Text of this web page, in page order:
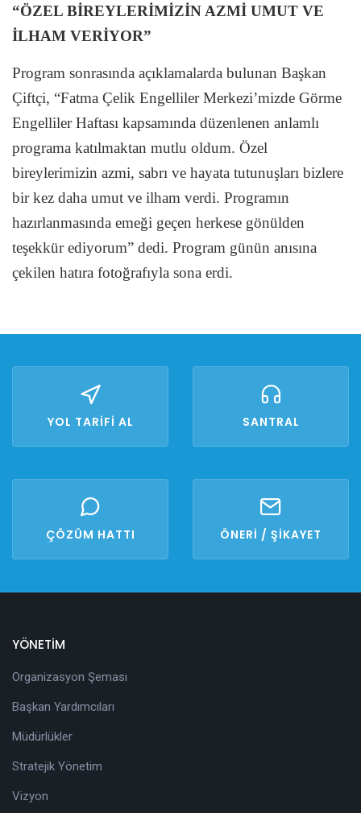
“ÖZEL BİREYLERİMİZİN AZMİ UMUT VE
İLHAM VERİYOR”
Program sonrasında açıklamalarda bulunan Başkan
Çiftçi, “Fatma Çelik Engelliler Merkezi’mizde Görme
Engelliler Haftası kapsamında düzenlenen anlamlı
programa katılmaktan mutlu oldum. Özel
bireylerimizin azmi, sabrı ve hayata tutunuşları bizlere
bir kez daha umut ve ilham verdi. Programın
hazırlanmasında emeği geçen herkese gönülden
teşekkür ediyorum” dedi. Program günün anısına
çekilen hatıra fotoğrafıyla sona erdi.
YOL TARİFİ AL SANTRAL
ÇÖZÜM HATTI ÖNERİ / ŞİKAYET
YÖNETİM
Organizasyon Şeması
Başkan Yardımcıları
Müdürlükler
Stratejik Yönetim
Vizyon